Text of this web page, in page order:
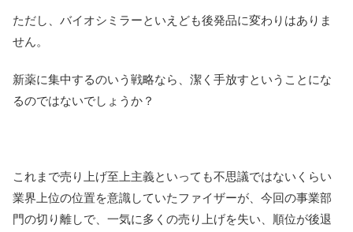
ただし、バイオシミラーといえども後発品に変わりはありま
せん。
新薬に集中するのいう戦略なら、潔く手放すということにな
るのではないでしょうか？
これまで売り上げ至上主義といっても不思議ではないくらい
業界上位の位置を意識していたファイザーが、今回の事業部
門の切り離しで、一気に多くの売り上げを失い、順位が後退